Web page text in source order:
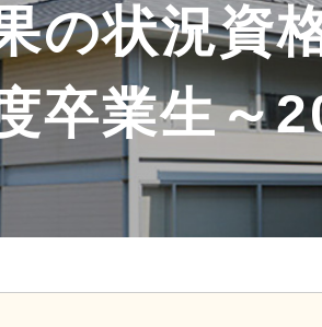
の状況資
卒業生～